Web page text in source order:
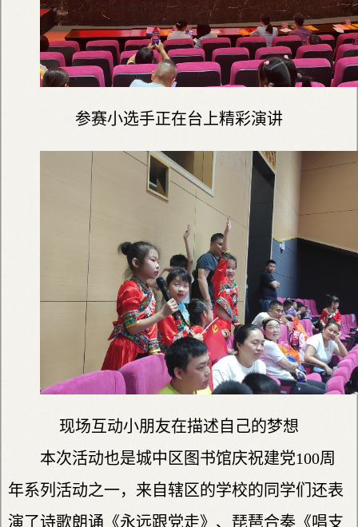
参赛小选手正在台上精彩演讲
现场互动小朋友在描述自己的梦想
本次活动也是城中区图书馆庆祝建党100周
年系列活动之一，来自辖区的学校的同学们还表
演了诗歌朗诵《永远跟党走》、琵琶合奏《唱支